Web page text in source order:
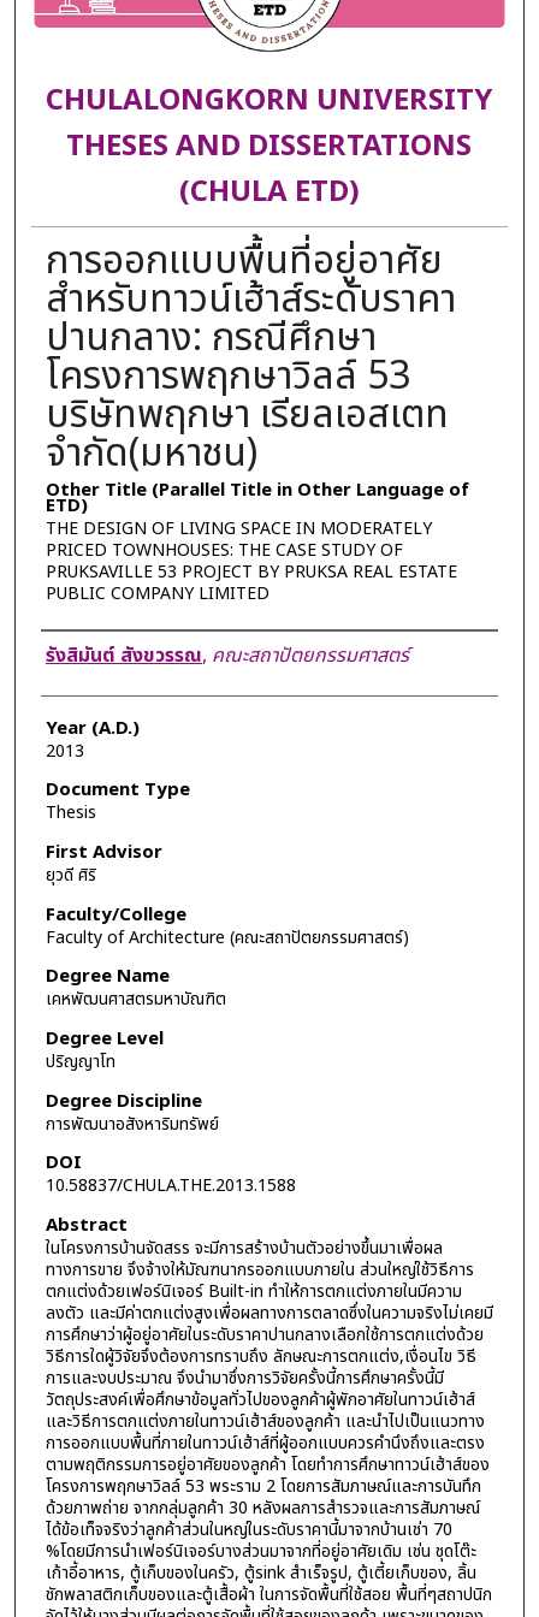
CHULALONGKORN UNIVERSITY
THESES AND DISSERTATIONS
(CHULA ETD)
การออกแบบพื้นที่อยู่อาศัย
สำหรับทาวน์เฮ้าส์ระดับราคา
ปานกลาง: กรณีศึกษา
โครงการพฤกษาวิลล์ 53
บริษัทพฤกษา เรียลเอสเตท
จำกัด(มหาชน)
Other Title (Parallel Title in Other Language of
ETD)
THE DESIGN OF LIVING SPACE IN MODERATELY
PRICED TOWNHOUSES: THE CASE STUDY OF
PRUKSAVILLE 53 PROJECT BY PRUKSA REAL ESTATE
PUBLIC COMPANY LIMITED
Author
รังสิมันต์ สังขวรรณ, คณะสถาปัตยกรรมศาสตร์
Year (A.D.)
2013
Document Type
Thesis
First Advisor
ยุวดี ศิริ
Faculty/College
Faculty of Architecture (คณะสถาปัตยกรรมศาสตร์)
Degree Name
เคหพัฒนศาสตรมหาบัณฑิต
Degree Level
ปริญญาโท
Degree Discipline
การพัฒนาอสังหาริมทรัพย์
DOI
10.58837/CHULA.THE.2013.1588
Abstract
ในโครงการบ้านจัดสรร จะมีการสร้างบ้านตัวอย่างขึ้นมาเพื่อผล
ทางการขาย จึงจ้างให้มัณฑนากรออกแบบภายใน ส่วนใหญ่ใช้วิธีการ
ตกแต่งด้วยเฟอร์นิเจอร์ Built-in ทำให้การตกแต่งภายในมีความ
ลงตัว และมีค่าตกแต่งสูงเพื่อผลทางการตลาดซึ่งในความจริงไม่เคยมี
การศึกษาว่าผู้อยู่อาศัยในระดับราคาปานกลางเลือกใช้การตกแต่งด้วย
วิธีการใดผู้วิจัยจึงต้องการทราบถึง ลักษณะการตกแต่ง,เงื่อนไข วิธี
การและงบประมาณ จึงนำมาซึ่งการวิจัยครั้งนี้การศึกษาครั้งนี้มี
วัตถุประสงค์เพื่อศึกษาข้อมูลทั่วไปของลูกค้าผู้พักอาศัยในทาวน์เฮ้าส์
และวิธีการตกแต่งภายในทาวน์เฮ้าส์ของลูกค้า และนำไปเป็นแนวทาง
การออกแบบพื้นที่ภายในทาวน์เฮ้าส์ที่ผู้ออกแบบควรคำนึงถึงและตรง
ตามพฤติกรรมการอยู่อาศัยของลูกค้า โดยทำการศึกษาทาวน์เฮ้าส์ของ
โครงการพฤกษาวิลล์ 53 พระราม 2 โดยการสัมภาษณ์และการบันทึก
ด้วยภาพถ่าย จากกลุ่มลูกค้า 30 หลังผลการสำรวจและการสัมภาษณ์
ได้ข้อเท็จจริงว่าลูกค้าส่วนในหญ่ในระดับราคานี้มาจากบ้านเช่า 70
%โดยมีการนำเฟอร์นิเจอร์บางส่วนมาจากที่อยู่อาศัยเดิม เช่น ชุดโต๊ะ
เก้าอี้อาหาร, ตู้เก็บของในครัว, ตู้sink สำเร็จรูป, ตู้เตี้ยเก็บของ, ลิ้น
ชักพลาสติกเก็บของและตู้เสื้อผ้า ในการจัดพื้นที่ใช้สอย พื้นที่ๆสถาปนิก